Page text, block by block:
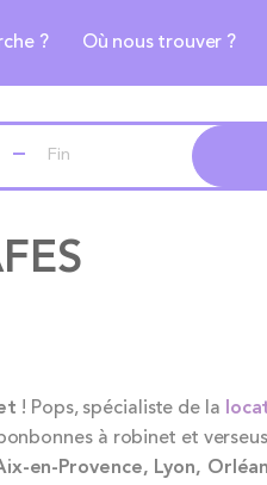
? Où nous trouver ?
! Pops, spécialiste de la
à robinet et
en-Provence, Lyon,